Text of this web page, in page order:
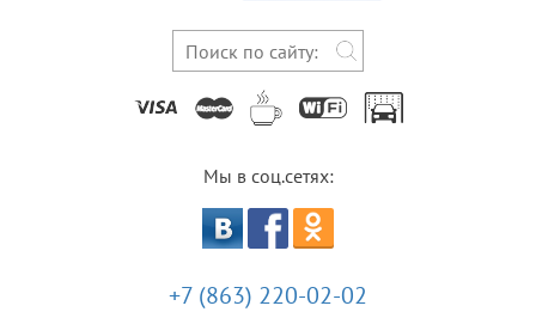
Мы в соц.сетях:
+7 (863) 220-02-02